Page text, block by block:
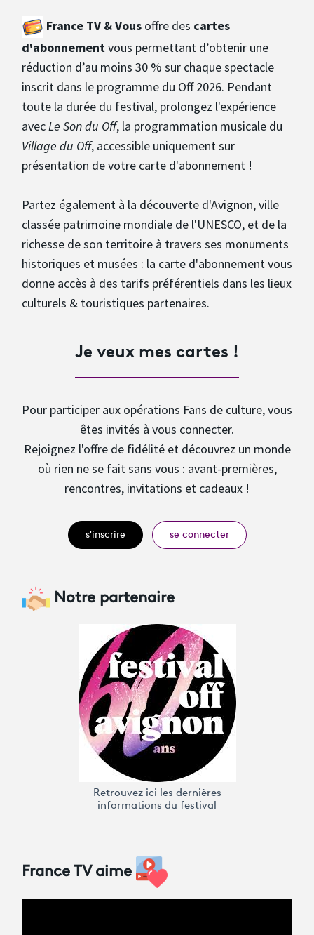
France TV & Vous offre des cartes
d'abonnementvous permettant d’obtenir une
réduction d’au moins 30 % sur chaque spectacle
inscrit dans le programme du Off 2026. Pendant
toute la durée du festival, prolongez l'expérience
avecLe Son du Off, la programmation musicale du
Village du Off, accessible uniquement sur
présentation de votre carte d'abonnement !
Partez également à la découverte d'Avignon, ville
classée patrimoine mondiale de l'UNESCO, et de la
richesse de son territoire à travers ses monuments
historiques et musées : la carte d'abonnement vous
donne accès à des tarifs préférentiels dans les lieux
culturels & touristiques partenaires.
Je veux mes cartes !
Pour participer aux opérations Fans de culture, vous
êtes invités à vous connecter.
Rejoignez l'offre de fidélité et découvrez un monde
où rien ne se fait sans vous : avant-premières,
rencontres, invitations et cadeaux !
s'inscrire se connecter
Notre partenaire
Retrouvez ici les dernières
informations du festival
France TV aime